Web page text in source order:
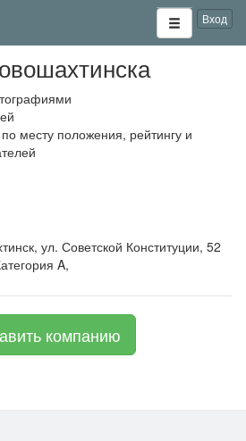
Вход
месту положения, рейтингу и
ул. Советской Конституции, 52
A,
компанию